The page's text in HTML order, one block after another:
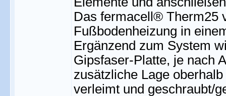
Das fermacell® Therm25
Fußbodenheizung in
Ergänzend zum System
Gipsfaser-Platte, je nach
zusätzliche Lage
verleimt und geschraubt/